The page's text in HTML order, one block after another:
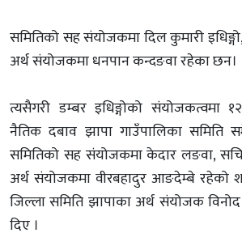
समितिको सह संयोजकमा दिल कुमारी
अर्थ संयोजकमा धनपान कन्दङवा रहेका छन।
त्यसैगरी डम्बर इधिङ्गोको संयोजकत्वमा
नैतिक दबाव झापा गाउँपालिका
समितिको सह संयोजकमा केदार लङवा,
अर्थ संयोजकमा वीरबहादुर आङदेम्बे रहेको
जिल्ला समिति झापाका अर्थ संयोजक
दिए ।